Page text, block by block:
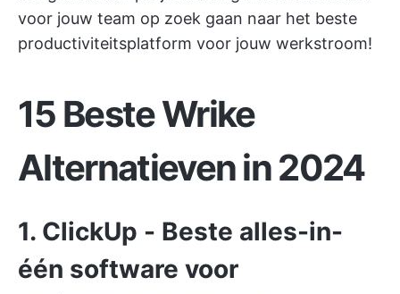
voor jouw team op zoek gaan naar het beste
productiviteitsplatform voor jouw werkstroom!
15 Beste Wrike
Alternatieven in 2024
1. ClickUp - Beste alles-in-
één software voor